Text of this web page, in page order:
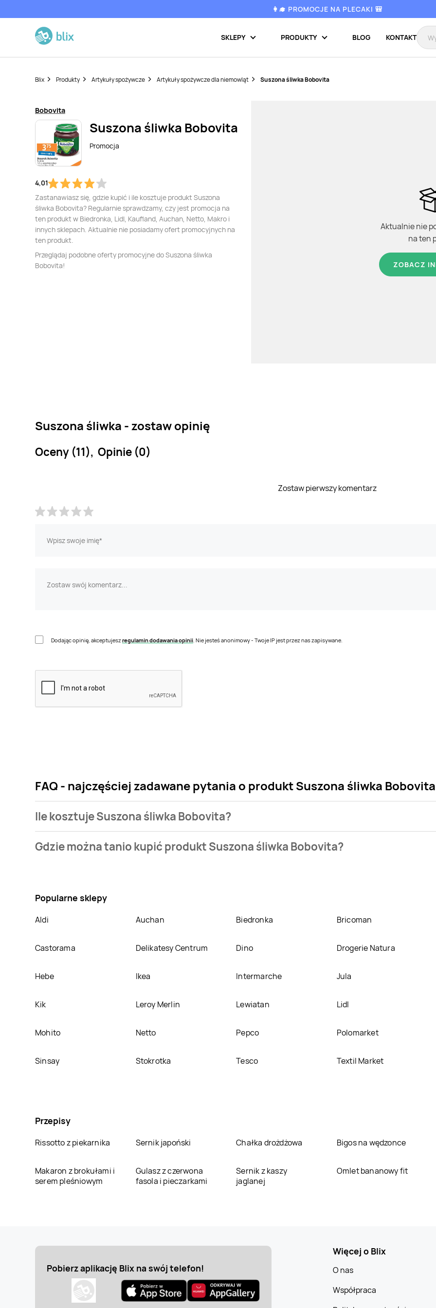
👩‍🎓 PROMOCJE NA PLECAKI 🎒
SKLEPY PRODUKTY BLOG KONTAKT
Blix Produkty Artykuły spożywcze Artykuły spożywcze dla niemowląt Suszona śliwka Bobovita
Bobovita
Suszona śliwka Bobovita
Promocja
4,01
Zastanawiasz się, gdzie kupić i ile kosztuje produkt Suszona
śliwka Bobovita? Regularnie sprawdzamy, czy jest promocja na
ten produkt w Biedronka, Lidl, Kaufland, Auchan, Netto, Makro i
innych sklepach. Aktualnie nie posiadamy ofert promocyjnych na
ten produkt.
Przeglądaj podobne oferty promocyjne do Suszona śliwka
Bobovita!
Aktualnie nie
na ten
ZOBACZ
Suszona śliwka - zostaw opinię
Oceny (11), Opinie (0)
Zostaw pierwszy komentarz
Dodając opinię, akceptujeszregulamin dodawania opinii . Nie jesteś anonimowy - Twoje IP jest przez nas zapisywane.
FAQ - najczęściej zadawane pytania o produkt Suszona śliwka Bobovita
Ile kosztuje Suszona śliwka Bobovita?
śliwka Bobovita kosztuje od 2,97 zł do 3,75 zł.
Gdzie można tanio kupić produkt Suszona śliwka Bobovita?
Popularne sklepy
Aldi Auchan Biedronka Bricoman
Castorama Delikatesy Centrum Dino Drogerie Natura
Hebe Ikea Intermarche Jula
Kik Leroy Merlin Lewiatan Lidl
Mohito Netto Pepco Polomarket
Sinsay Stokrotka Tesco Textil Market
Przepisy
Rissotto z piekarnika Sernik japoński Chałka drożdżowa Bigos na wędzonce
Makaron z brokułami i
serem pleśniowym
Gulasz z czerwona
fasola i pieczarkami
Sernik z kaszy
jaglanej
Omlet bananowy fit
Pobierz aplikację Blix na swój telefon!
Więcej o Blix
O nas
Współpraca